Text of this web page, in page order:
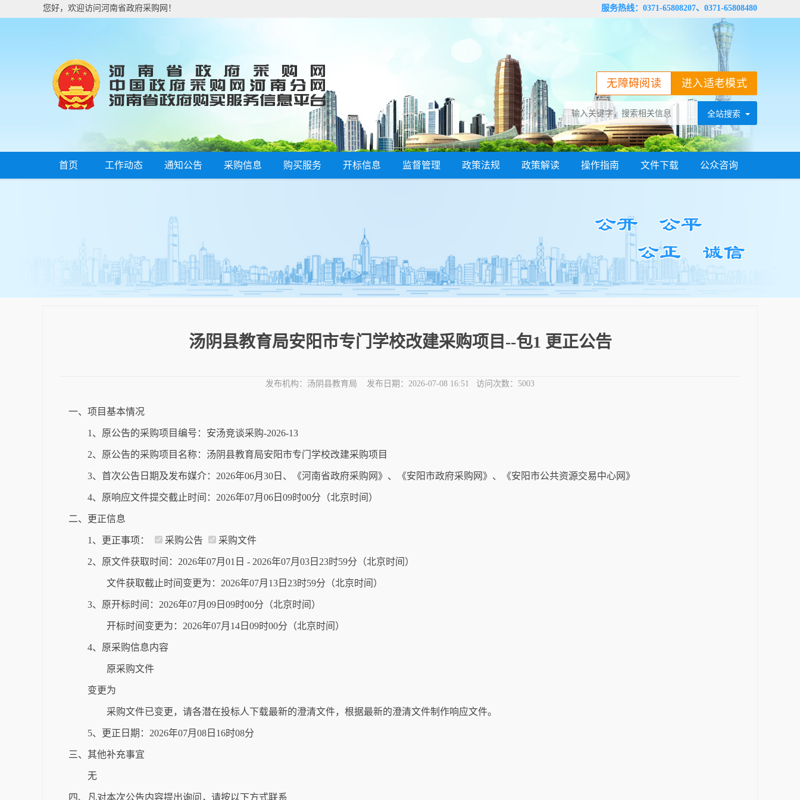
您好，欢迎访问河南省政府采购网！ 服务热线：0371-65808207、0371-65808480
进入适老模式
无障碍阅读
首页 工作动态 通知公告 采购信息 购买服务 开标信息 监督管理 政策法规 政策解读 操作指南 文件下载 公众咨询
汤阴县教育局安阳市专门学校改建采购项目--包1 更正公告
发布机构： 汤阴县教育局 发布日期： 2026-07-08 16:51 访问次数： 5003
一、项目基本情况
1、原公告的采购项目编号：安汤竞谈采购-2026-13
2、原公告的采购项目名称：汤阴县教育局安阳市专门学校改建采购项目
3、首次公告日期及发布媒介：2026年06月30日、《河南省政府采购网》、《安阳市政府采购网》、《安阳市公共资源交易中心网》
4、原响应文件提交截止时间：2026年07月06日09时00分（北京时间）
二、更正信息
1、更正事项： 采购公告 采购文件
2、原文件获取时间：2026年07月01日 - 2026年07月03日23时59分（北京时间）
文件获取截止时间变更为：2026年07月13日23时59分（北京时间）
3、原开标时间：2026年07月09日09时00分（北京时间）
开标时间变更为：2026年07月14日09时00分（北京时间）
4、原采购信息内容
原采购文件
变更为
采购文件已变更，请各潜在投标人下载最新的澄清文件，根据最新的澄清文件制作响应文件。
5、更正日期：2026年07月08日16时08分
三、其他补充事宜
无
四、凡对本次公告内容提出询问，请按以下方式联系